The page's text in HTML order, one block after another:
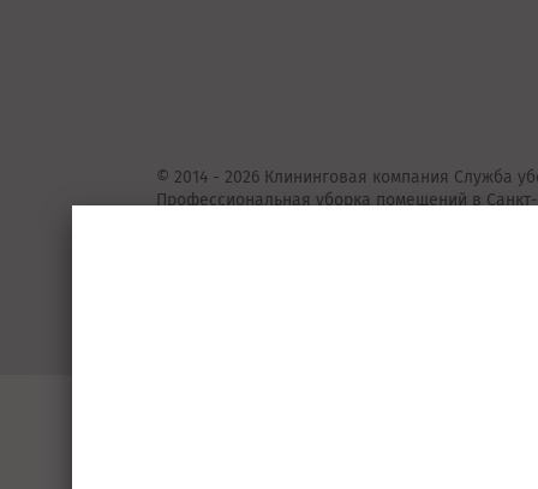
© 2014 - 2026 Клининговая компания Служба
Профессиональная уборка помещений в